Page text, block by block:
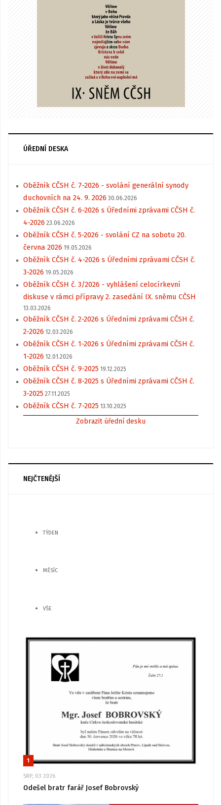
ÚŘEDNÍ DESKA
Oběžník CČSH č. 7-2026 - svolání generální synody
duchovních na 24. 9. 2026 30.06.2026
Oběžník CČSH č. 6-2026 s Úředními zprávami CČSH č.
4-2026 23.06.2026
Oběžník CČSH č. 5-2026 - svolání CZ na sobotu 20.
června 2026 19.05.2026
Oběžník CČSH č. 4-2026 s Úředními zprávami CČSH č.
3-2026 19.05.2026
Oběžník CČSH č. 3/2026 - vyhlášení celocírkevní
diskuse v rámci přípravy 2. zasedání IX. sněmu CČSH
13.03.2026
Oběžník CČSH č. 2-2026 s Úředními zprávami CČSH č.
2-2026 12.03.2026
Oběžník CČSH č. 1-2026 s Úředními zprávami CČSH č.
1-2026 12.01.2026
Oběžník CČSH č. 9-2025 19.12.2025
Oběžník CČSH č. 8-2025 s Úředními zprávami CČSH č.
3-2025 27.11.2025
Oběžník CČSH č. 7-2025 13.10.2025
Zobrazit úřední desku
NEJČTENĚJŠÍ
TÝDEN
MĚSÍC
VŠE
1
SRP, 03 2026
Odešel bratr farář Josef Bobrovský